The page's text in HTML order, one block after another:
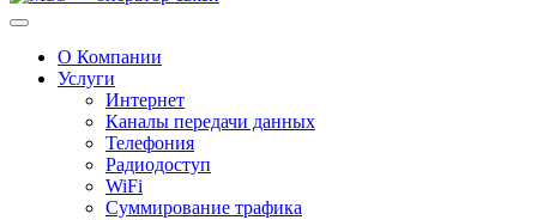
О Компании
Услуги
Интернет
Каналы передачи данных
Телефония
Радиодоступ
WiFi
Суммирование трафика